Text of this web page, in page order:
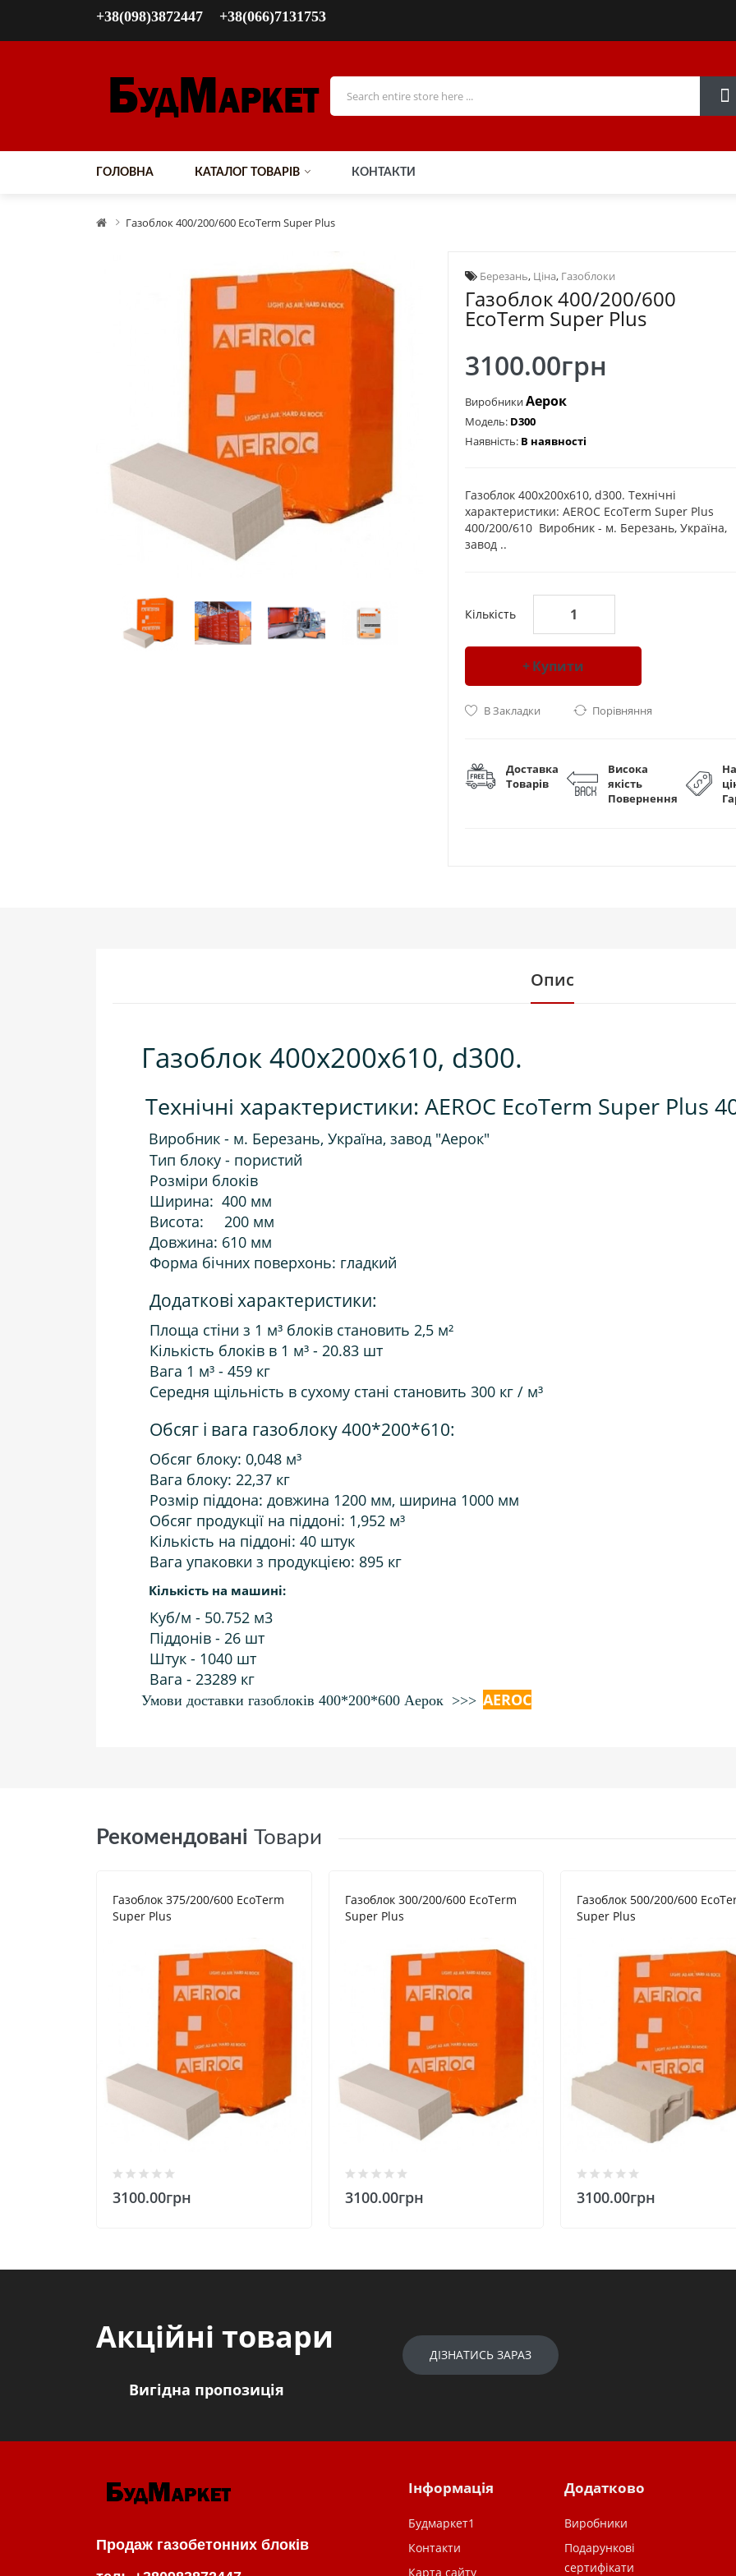
+38(098)3872447 +38(066)7131753
ГОЛОВНА КАТАЛОГ ТОВАРІВ КОНТАКТИ
Газоблок 400/200/600 EcoTerm Super Plus
Березань, Ціна, Газоблоки
Газоблок 400/200/600
EcoTerm Super Plus
3100.00грн
ВиробникиАерок
Модель: D300
Наявність: В наявності
Газоблок 400х200х610, d300. Технічні
характеристики: AEROC EcoTerm Super Plus
400/200/610 Виробник - м. Березань, Україна,
завод ..
Кількість
Купити
В Закладки Порівняння
Доставка
Товарів
Висока
якість
Повернення
Опис
Газоблок 400х200х610, d300.
Технічні характеристики: AEROC EcoTerm Super Plus
Виробник - м. Березань, Україна, завод "Аерок"
Тип блоку - пористий
Розміри блоків
Ширина: 400 мм
Висота: 200 мм
Довжина: 610 мм
Форма бічних поверхонь: гладкий
Додаткові характеристики:
Площа стіни з 1 м³ блоків становить 2,5 м²
Кількість блоків в 1 м³ - 20.83 шт
Вага 1 м³ - 459 кг
Середня щільність в сухому стані становить 300 кг / м³
Обсяг і вага газоблоку 400*200*610:
Обсяг блоку: 0,048 м³
Вага блоку: 22,37 кг
Розмір піддона: довжина 1200 мм, ширина 1000 мм
Обсяг продукції на піддоні: 1,952 м³
Кількість на піддоні: 40 штук
Вага упаковки з продукцією: 895 кг
Кількість на машині:
Куб/м - 50.752 м3
Піддонів - 26 шт
Штук - 1040 шт
Вага - 23289 кг
Умови доставки газоблоків 400*200*600 Аерок >>> AEROC
Рекомендовані Товари
Газоблок 375/200/600 EcoTerm
Super Plus
3100.00грн
Газоблок 300/200/600 EcoTerm
Super Plus
3100.00грн
Газоблок 500/200/600
Super Plus
3100.00грн
Акційні товари
Вигідна пропозиція
ДІЗНАТИСЬ ЗАРАЗ
Продаж газобетонних блоків
Інформація
Будмаркет1
Контакти
Карта сайту
Додатково
Виробники
Подарункові
сертифікати